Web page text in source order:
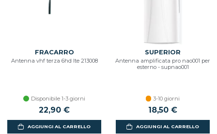
FRACARRO
Antenna vhf terza 6hd lte 213008
Disponibile 1-3 giorni
22,90 €
AGGIUNGI AL CARRELLO
SUPERIOR
Antenna amplificata pro nao001 per
esterno - supnao001
3-10 giorni
18,50 €
AGGIUNGI AL CARRELLO